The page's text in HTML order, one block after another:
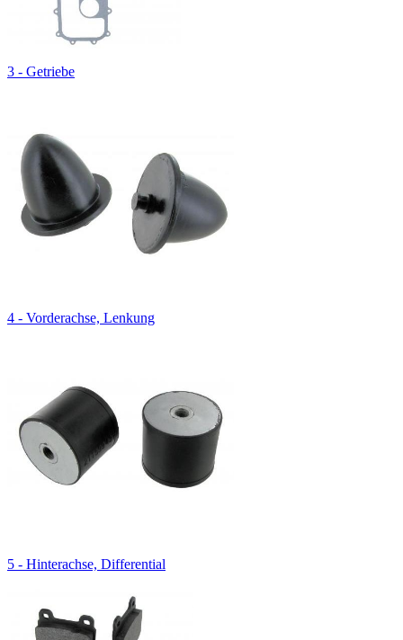
3 - Getriebe
4 - Vorderachse, Lenkung
5 - Hinterachse, Differential